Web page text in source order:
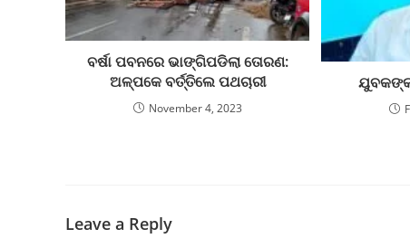
ବର୍ଷା ପବନରେ ଭାଙ୍ଗିପଡିଲା ତୋରଣ:
ଅଳ୍ପକେ ବର୍ତ୍ତିଲେ ପଥଚାରୀ
November 4, 2023
Leave a Reply